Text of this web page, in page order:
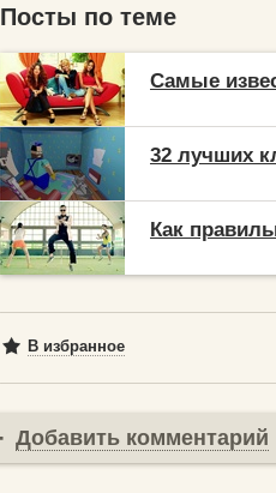
Посты по теме
Самые
32 лучших
Как
В избранное
Добавить комментарий